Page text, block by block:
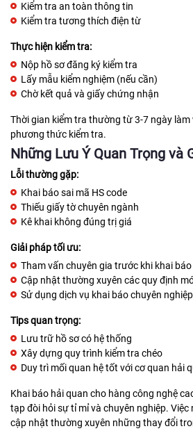
Kiểm tra an toàn thông tin
Kiểm tra tương thích điện từ
Thực hiện kiểm tra:
Nộp hồ sơ đăng ký kiểm tra
Lấy mẫu kiểm nghiệm (nếu cần)
Chờ kết quả và giấy chứng nhận
Thời gian kiểm tra thường từ 3-7 ngày làm
phương thức kiểm tra.
Những Lưu Ý Quan Trọng và
Lỗi thường gặp:
Khai báo sai mã HS code
Thiếu giấy tờ chuyên ngành
Kê khai không đúng trị giá
Giải pháp tối ưu:
Tham vấn chuyên gia trước khi khai báo
Cập nhật thường xuyên các quy định
Sử dụng dịch vụ khai báo chuyên nghiệp
Tips quan trọng:
Lưu trữ hồ sơ có hệ thống
Xây dựng quy trình kiểm tra chéo
Duy trì mối quan hệ tốt với cơ quan hải
Khai báo hải quan cho hàng công nghệ
tạp đòi hỏi sự tỉ mỉ và chuyên nghiệp.
cập nhật thường xuyên những thay đổi